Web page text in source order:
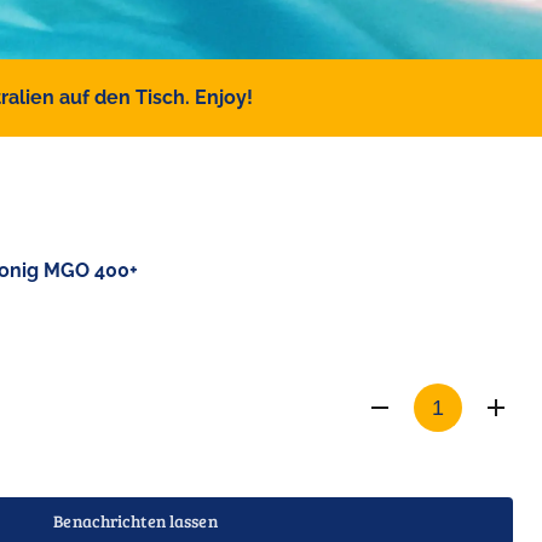
auf den Tisch. Enjoy!
MGO 400+
Benachrichten lassen